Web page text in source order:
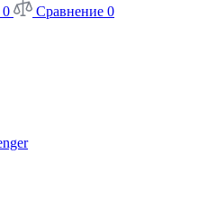
0 Сравнение 0